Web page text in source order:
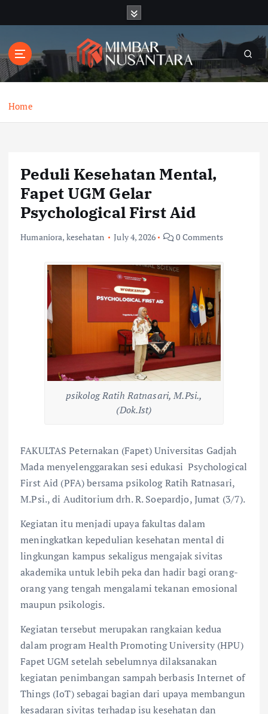
t
o
Home
Peduli Kesehatan Mental,
Fapet UGM Gelar
Psychological First Aid
Humaniora, kesehatan July 4, 2026 0 Comments
psikolog Ratih Ratnasari, M.Psi.,
(Dok.Ist)
FAKULTAS Peternakan (Fapet) Universitas Gadjah
Mada menyelenggarakan sesi edukasi Psychological
First Aid (PFA) bersama psikolog Ratih Ratnasari,
M.Psi., di Auditorium drh. R. Soepardjo, Jumat (3/7).
Kegiatan itu menjadi upaya fakultas dalam
meningkatkan kepedulian kesehatan mental di
lingkungan kampus sekaligus mengajak sivitas
akademika untuk lebih peka dan hadir bagi orang-
orang yang tengah mengalami tekanan emosional
maupun psikologis.
Kegiatan tersebut merupakan rangkaian kedua
dalam program Health Promoting University (HPU)
Fapet UGM setelah sebelumnya dilaksanakan
kegiatan penimbangan sampah berbasis Internet of
Things (IoT) sebagai bagian dari upaya membangun
kesadaran sivitas terhadap isu kesehatan dan